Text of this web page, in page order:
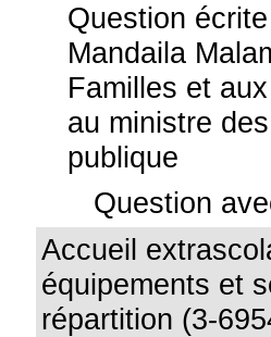
Question
Mandaila
Familles et
au ministre
publique
Question
Accueil
équipements et
répartition (3-